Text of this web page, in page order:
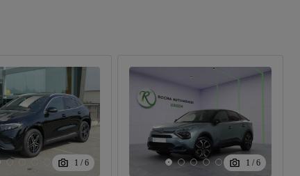
1 / 6 1 / 6